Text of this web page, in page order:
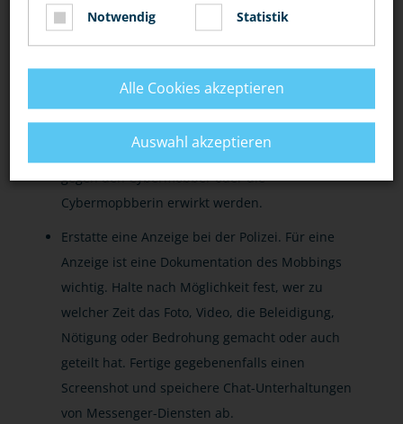
Erlaubnis veröffentlicht werden, sollten gelöscht
werden. Das kann der Netzwerkbetreiber
unerwünschten Fotos oder Videos von dir ins
Netz geladen werden, kann über den Anwalt
eine Unterlassungsverpflichtungserklärung
gegen den Cybermobber oder die
Cybermopbberin erwirkt werden.
Erstatte eine Anzeige bei der Polizei. Für eine
Anzeige ist eine Dokumentation des Mobbings
wichtig. Halte nach Möglichkeit fest, wer zu
welcher Zeit das Foto, Video, die Beleidigung,
Nötigung oder Bedrohung gemacht oder auch
geteilt hat. Fertige gegebenenfalls einen
Screenshot und speichere Chat-Unterhaltungen
von Messenger-Diensten ab.
Notwendig Statistik
Alle Cookies akzeptieren
Auswahl akzeptieren